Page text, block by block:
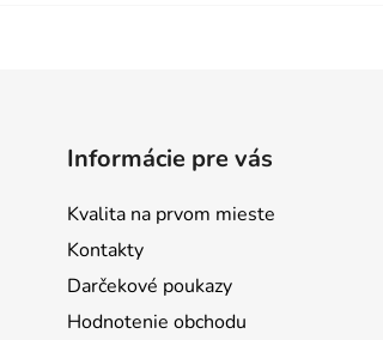
Informácie pre vás
Kvalita na prvom mieste
Kontakty
Darčekové poukazy
Hodnotenie obchodu